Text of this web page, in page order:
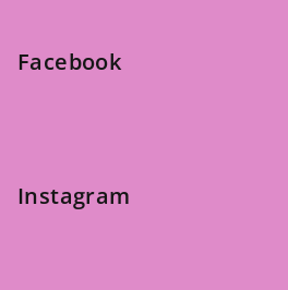
Facebook
Instagram